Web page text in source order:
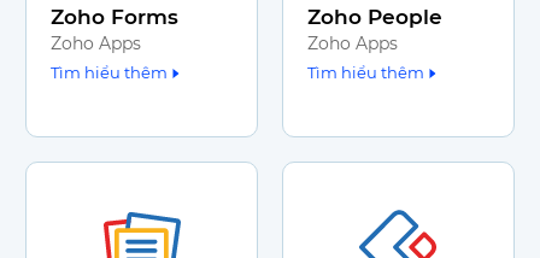
Zoho Forms
Zoho Apps
Tìm hiểu thêm
Zoho People
Zoho Apps
Tìm hiểu thêm